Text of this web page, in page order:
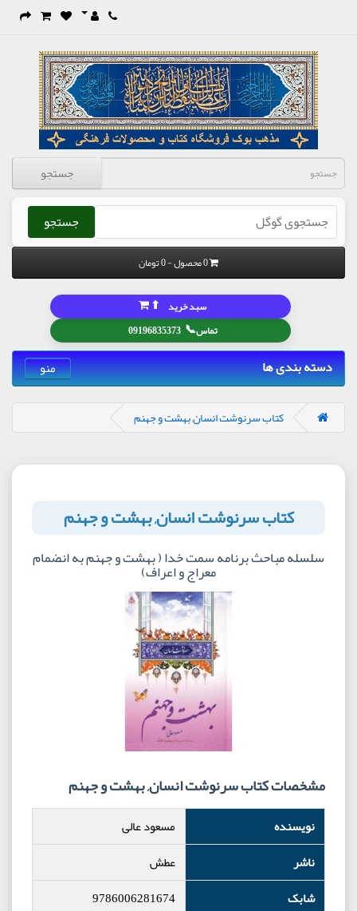
جستجو
جستجو
0 محصول - 0 تومان
تماس📞
09196835373
سبد خرید ⬆
دسته بندی ها منو
کتاب سرنوشت انسان, بهشت و جهنم
کتاب سرنوشت انسان, بهشت و جهنم
سلسله مباحث برنامه سمت خدا ( بهشت و جهنم به انضمام
معراج و اعراف)
مشخصات کتاب سرنوشت انسان, بهشت و جهنم
نویسنده
مسعود عالی
ناشر
عطش
شابک
9786006281674